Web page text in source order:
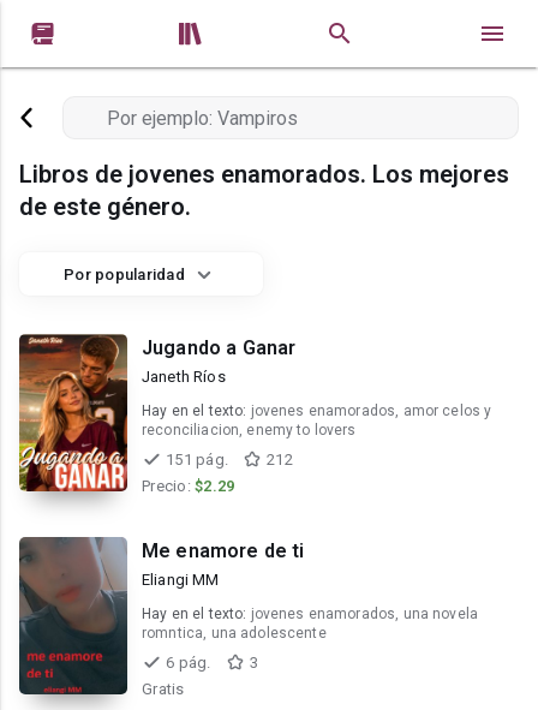
 
Libros de jovenes enamorados. Los mejores
de este género.
Por popularidad
Jugando a Ganar
Janeth Ríos
Hay en el texto: jovenes enamorados, amor celos y
reconciliacion, enemy to lovers
151 pág.
212
Precio: $2.29
Me enamore de ti
Eliangi MM
Hay en el texto: jovenes enamorados, una novela
romntica, una adolescente
6 pág.
3
Gratis